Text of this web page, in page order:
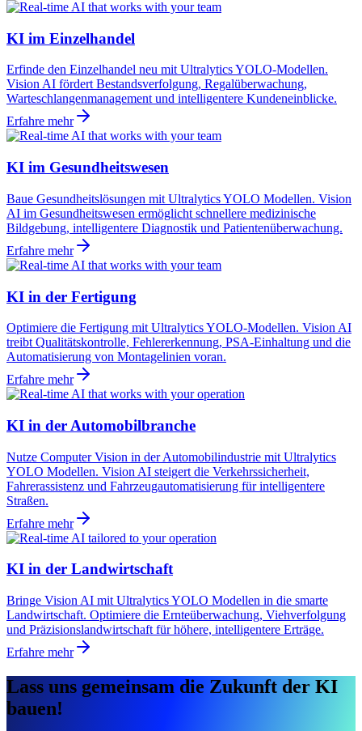
KI im Einzelhandel
Erfinde den Einzelhandel neu mit Ultralytics YOLO-Modellen.
Vision AI fördert Bestandsverfolgung, Regalüberwachung,
Warteschlangenmanagement und intelligentere Kundeneinblicke.
Erfahre mehr
KI im Gesundheitswesen
Baue Gesundheitslösungen mit Ultralytics YOLO Modellen. Vision
AI im Gesundheitswesen ermöglicht schnellere medizinische
Bildgebung, intelligentere Diagnostik und Patientenüberwachung.
Erfahre mehr
KI in der Fertigung
Optimiere die Fertigung mit Ultralytics YOLO-Modellen. Vision AI
treibt Qualitätskontrolle, Fehlererkennung, PSA-Einhaltung und die
Automatisierung von Montagelinien voran.
Erfahre mehr
KI in der Automobilbranche
Nutze Computer Vision in der Automobilindustrie mit Ultralytics
YOLO Modellen. Vision AI steigert die Verkehrssicherheit,
Fahrerassistenz und Fahrzeugautomatisierung für intelligentere
Straßen.
Erfahre mehr
KI in der Landwirtschaft
Bringe Vision AI mit Ultralytics YOLO Modellen in die smarte
Landwirtschaft. Optimiere die Ernteüberwachung, Viehverfolgung
und Präzisionslandwirtschaft für höhere, intelligentere Erträge.
Erfahre mehr
Lass uns gemeinsam die Zukunft der KI
bauen!